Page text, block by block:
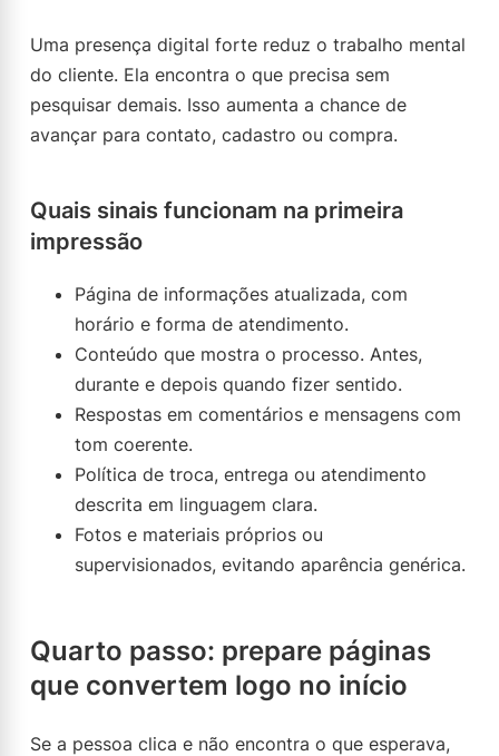
Uma presença digital forte reduz o trabalho mental
do cliente. Ela encontra o que precisa sem
pesquisar demais. Isso aumenta a chance de
avançar para contato, cadastro ou compra.
Quais sinais funcionam na primeira
impressão
Página de informações atualizada, com
horário e forma de atendimento.
Conteúdo que mostra o processo. Antes,
durante e depois quando fizer sentido.
Respostas em comentários e mensagens com
tom coerente.
Política de troca, entrega ou atendimento
descrita em linguagem clara.
Fotos e materiais próprios ou
supervisionados, evitando aparência genérica.
Quarto passo: prepare páginas
que convertem logo no início
Se a pessoa clica e não encontra o que esperava,